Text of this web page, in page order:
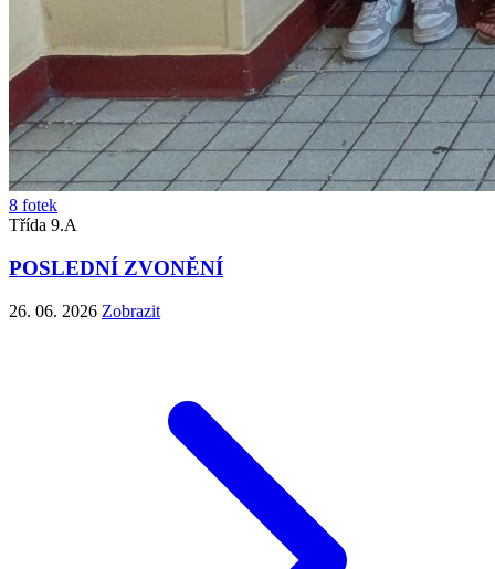
8 fotek
Třída 9.A
POSLEDNÍ ZVONĚNÍ
26. 06. 2026 Zobrazit